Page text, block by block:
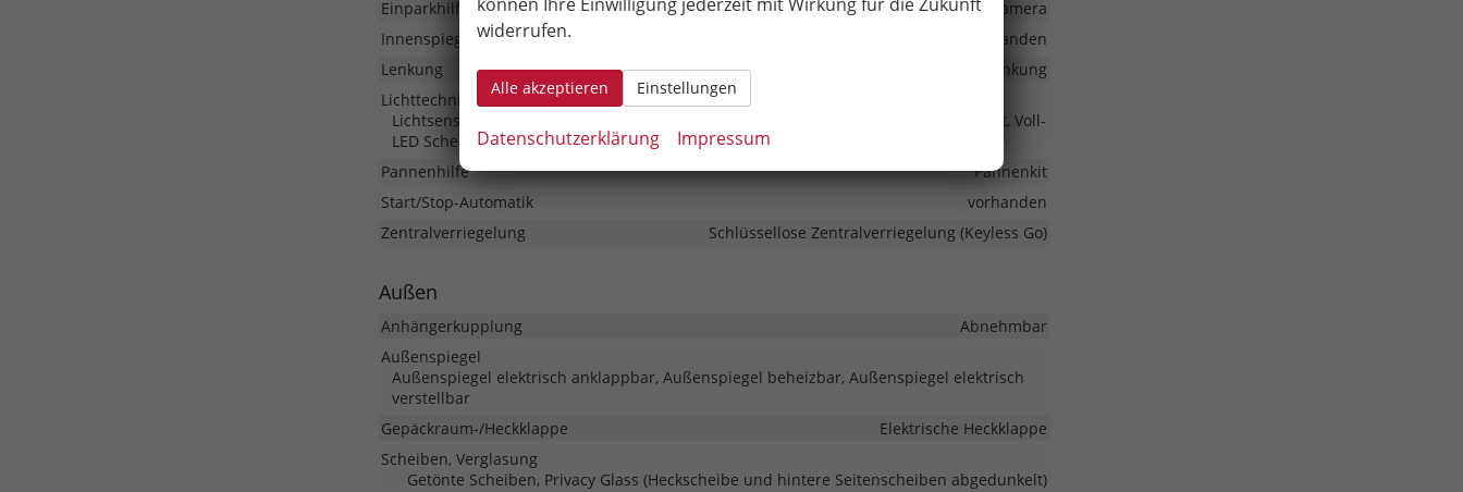
Einparkhilfe
Park Distance Control vorne, Park Distance Control hinten, Rückfahrkamera
Innenspiegel automatisch abblendend
vorhanden
Lenkung
Servolenkung
Lichttechnik
Lichtsensor, Nebelscheinwerfer mit Kurvenlicht, LED-Rückleuchten, LED-Tagfahrlicht, Voll-
LED Scheinwerfer
Pannenhilfe
Pannenkit
Start/Stop-Automatik
vorhanden
Zentralverriegelung
Schlüssellose Zentralverriegelung (Keyless Go)
Außen
Anhängerkupplung
Abnehmbar
Außenspiegel
Außenspiegel elektrisch anklappbar, Außenspiegel beheizbar, Außenspiegel elektrisch
verstellbar
Gepäckraum-/Heckklappe
Elektrische Heckklappe
Scheiben, Verglasung
Getönte Scheiben, Privacy Glass (Heckscheibe und hintere Seitenscheiben abgedunkelt)
widerrufen.
Alle akzeptieren Einstellungen
Datenschutzerklärung Impressum